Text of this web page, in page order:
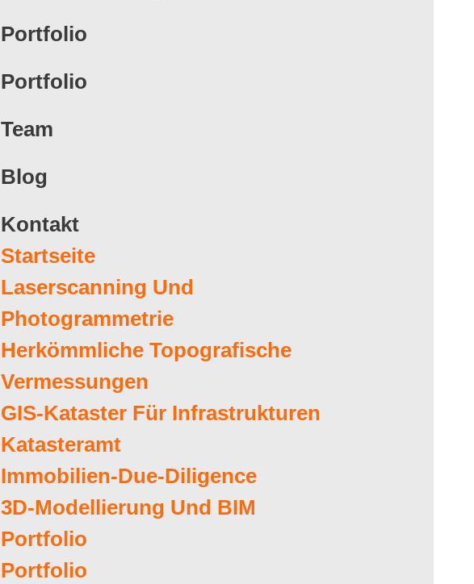
Portfolio
Portfolio
Team
Blog
Kontakt
Startseite
Laserscanning Und
Photogrammetrie
Herkömmliche Topografische
Vermessungen
GIS-Kataster Für Infrastrukturen
Katasteramt
Immobilien-Due-Diligence
3D-Modellierung Und BIM
Portfolio
Portfolio